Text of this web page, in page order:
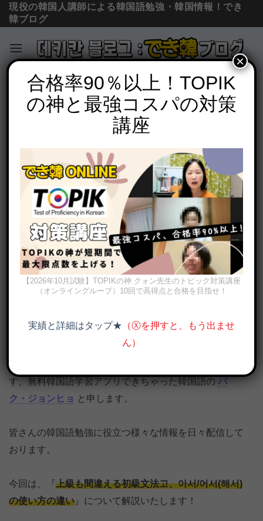
Skip
content
現役の韓国人講師による韓国語勉強・韓国情報！でき
韓ブログ
必須文法と表現
上級も間違える初級文法고、아서/어서
(해서) 使い方の違いを例文で徹底解説
POSTED ON2020年9月28日 BY でき韓 パク先生
고、아서/어서(해서)どっち？使い方の違いを例文で徹底解説
韓国語の勉強・ハングルの学習をお手伝いしておりま
す、無料韓国語学習アプリできちゃった韓国語の パ
ク・ジョンヒョ と申します。
皆さんの韓国語勉強に役立つ様々な情報を日々配信して
おります。
今回は、『上級も間違える初級文法고、아서/어서(해서)
の使い方の違い 』について解説いたします！
合格率90％以上！TOPIK
の神と最強コスパの対策
講座
【2026年10月試験】TOPIKの神 クォン先生のトピック対策講座
（オンライングループ）10回で高得点と合格を目指せ！
実績と詳細はタップ★ （Ⓧを押すと、もう出ませ
ん）
×